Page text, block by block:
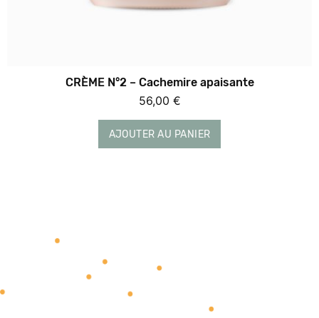
CRÈME N°2 – Cachemire apaisante
56,00 €
AJOUTER AU PANIER